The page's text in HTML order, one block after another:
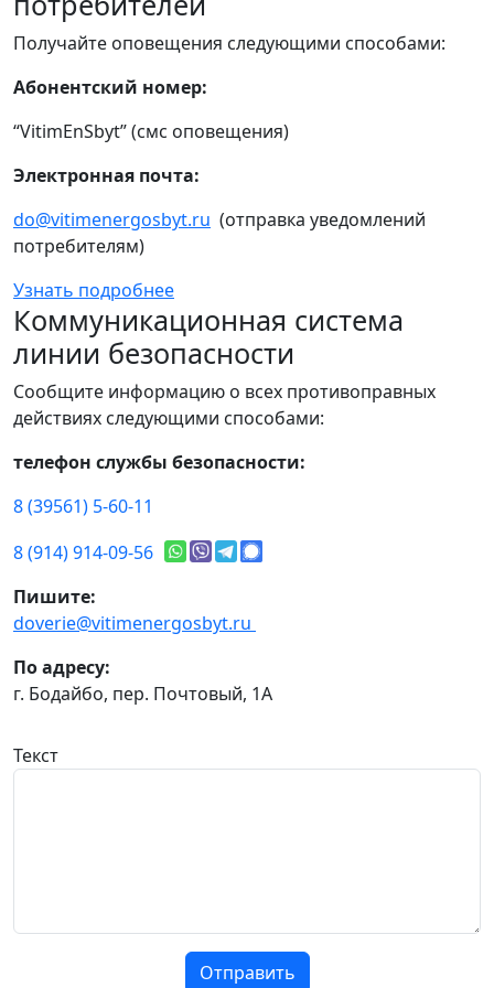
Получайте оповещения следующими способами:
Абонентский номер:
“VitimEnSbyt” (смс оповещения)
Электронная почта:
do@vitimenergosbyt.ru (отправка уведомлений
потребителям)
Узнать подробнее
Коммуникационная система
линии безопасности
Сообщите информацию о всех противоправных
действиях следующими способами:
телефон службы безопасности:
8 (39561) 5-60-11
8 (914) 914-09-56
Пишите:
doverie@vitimenergosbyt.ru
По адресу:
г. Бодайбо, пер. Почтовый, 1А
Текст
Отправить